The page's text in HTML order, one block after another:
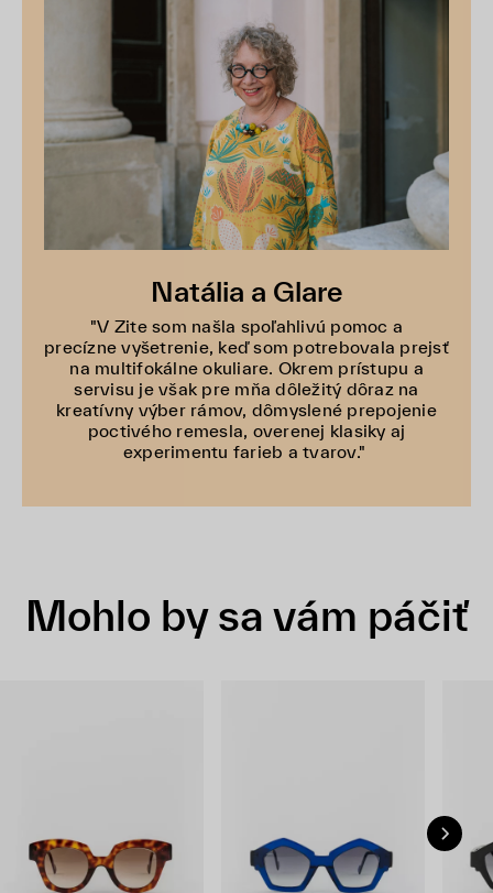
Natália a Glare
"V Zite som našla spoľahlivú pomoc a
precízne vyšetrenie, keď som potrebovala prejsť
na multifokálne okuliare. Okrem prístupu a
servisu je však pre mňa dôležitý dôraz na
kreatívny výber rámov, dômyslené prepojenie
poctivého remesla, overenej klasiky aj
experimentu farieb a tvarov."
Mohlo by sa vám páčiť